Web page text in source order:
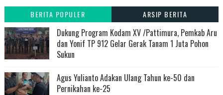
BERITA POPULER ARSIP BERITA
Dukung Program Kodam XV /Pattimura, Pemkab Aru
dan Yonif TP 912 Gelar Gerak Tanam 1 Juta Pohon
Sukun
Agus Yulianto Adakan Ulang Tahun ke-50 dan
Pernikahan ke-25